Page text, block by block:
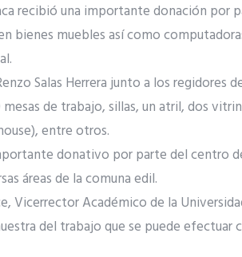
recibió una importante donación por
bienes muebles así como
Salas Herrera junto a los regidores
de trabajo, sillas, un atril, dos
entre otros.
donativo por parte del centro
áreas de la comuna edil.
Vicerrector Académico de la
del trabajo que se puede efectuar